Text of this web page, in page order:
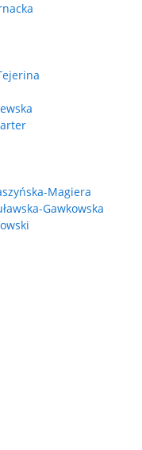
Magiera
Gawkowska